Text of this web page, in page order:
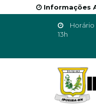
Informações
Horário
13h